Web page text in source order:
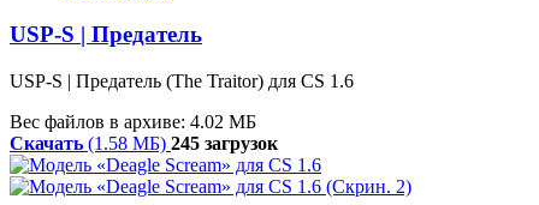
USP-S | Предатель
USP-S | Предатель (The Traitor) для CS 1.6
Вес файлов в архиве: 4.02 МБ
Скачать (1.58 МБ) 245 загрузок